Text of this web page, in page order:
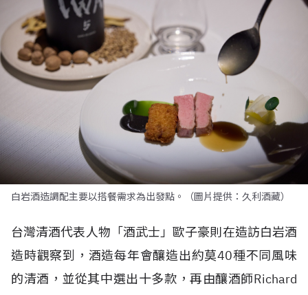
白岩酒造調配主要以搭餐需求為出發點。（圖片提供：久利酒藏）
台灣清酒代表人物「酒武士」歐子豪則在造訪白岩酒
造時觀察到，酒造每年會釀造出約莫40種不同風味
的清酒，並從其中選出十多款，再由釀酒師Richard